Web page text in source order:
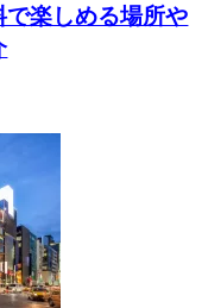
楽しめる場所や